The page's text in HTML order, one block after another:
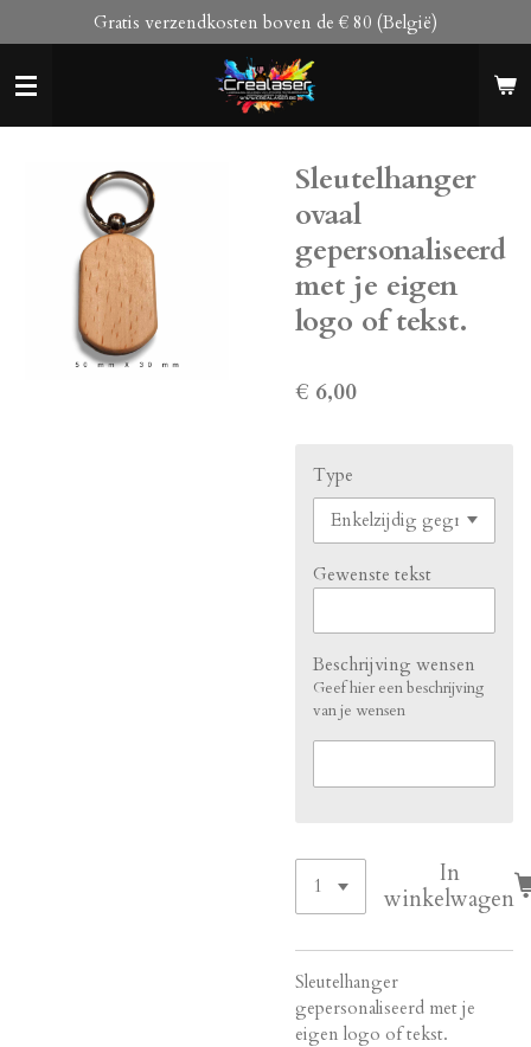
direct
naar
de
hoofdinhoud
Gratis verzendkosten boven de € 80 (België)
Sleutelhanger
ovaal
gepersonaliseerd
met je eigen
logo of tekst.
€ 6,00
Type
Gewenste tekst
Beschrijving wensen
Geef hier een beschrijving
van je wensen
In
winkelwagen
Sleutelhanger
gepersonaliseerd met je
eigen logo of tekst.